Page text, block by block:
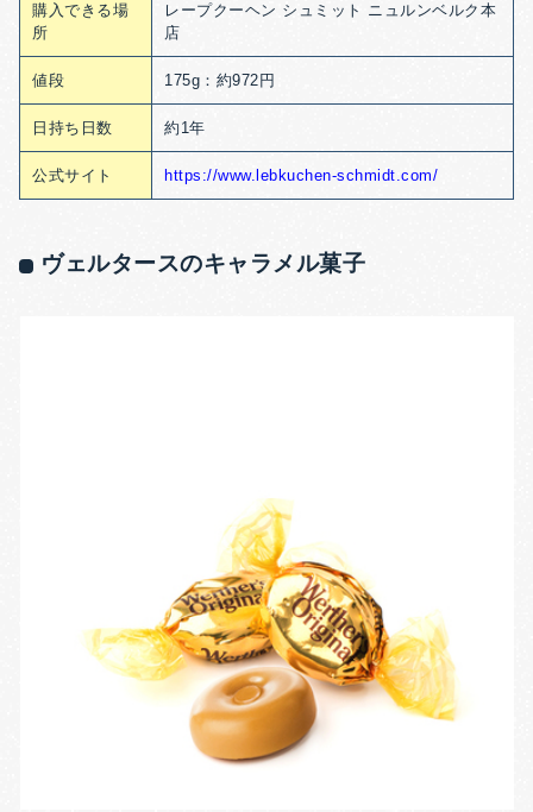
購入できる場
所
レープクーヘン シュミット ニュルンベルク本
店
値段 175g：約972円
日持ち日数 約1年
公式サイト https://www.lebkuchen-schmidt.com/
ヴェルタースのキャラメル菓子